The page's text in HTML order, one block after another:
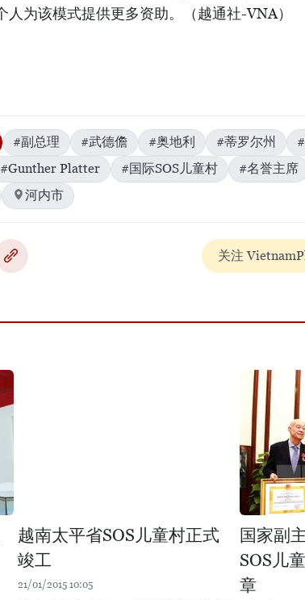
人为该模式提供更多资助。（越通社-VNA）
#副总理 #武德儋 #奥地利 #蒂罗尔州
#Gunther Platter #国际SOS儿童村 #名誉主席
河内市
关注
越南太平省SOS儿童村正式
竣工
21/01/2015 10:05
国家副
SOS儿
章